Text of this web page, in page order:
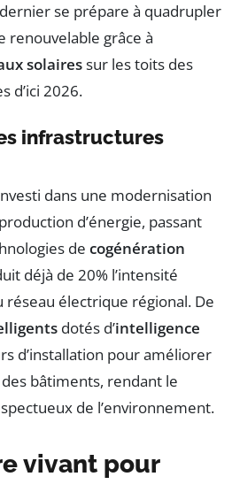
se prépare à quadrupler
renouvelable grâce à
solairessur les toits des
d’ici 2026.
infrastructures
dans une modernisation
d’énergie, passant
de cogénération
déjà de 20% l’intensité
électrique régional. De
dotés d’intelligence
d’installation pour améliorer
bâtiments, rendant le
de l’environnement.
vivant pour